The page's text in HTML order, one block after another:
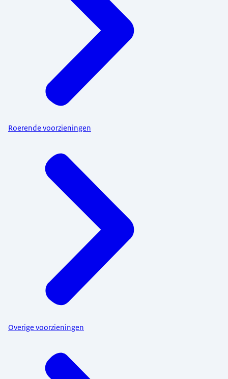
Roerende voorzieningen
Overige voorzieningen